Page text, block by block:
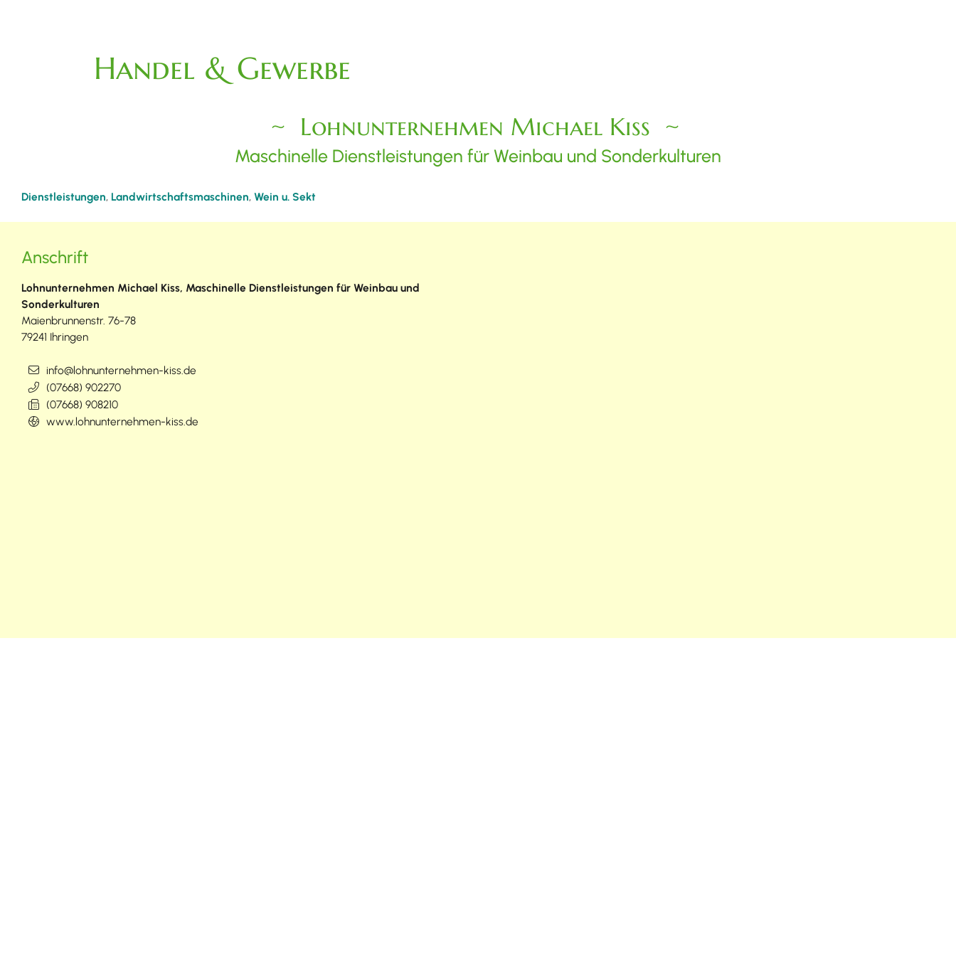
Handel & Gewerbe
Lohnunternehmen Michael Kiss
Maschinelle Dienstleistungen für Weinbau und Sonderkulturen
Dienstleistungen, Landwirtschaftsmaschinen, Wein u. Sekt
Anschrift
Lohnunternehmen Michael Kiss, Maschinelle Dienstleistungen für Weinbau und
Sonderkulturen
Maienbrunnenstr. 76-78
79241 Ihringen
info@lohnunternehmen-kiss.de
(07668) 902270
(07668) 908210
www.lohnunternehmen-kiss.de